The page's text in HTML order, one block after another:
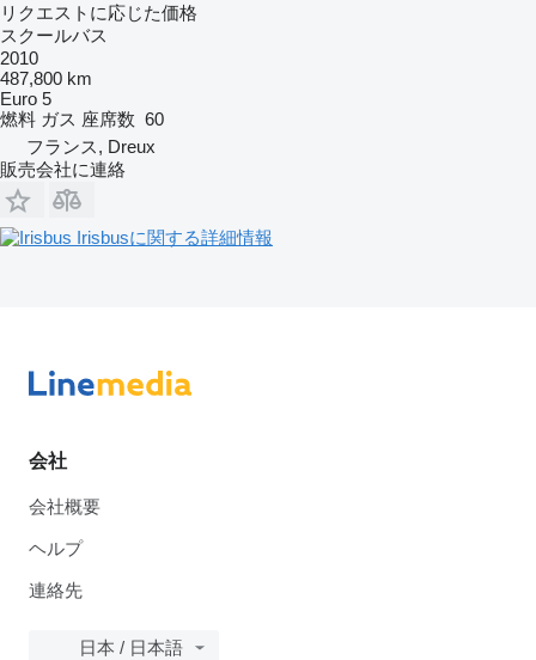
リクエストに応じた価格
スクールバス
2010
487,800 km
Euro 5
燃料 ガス 座席数 60
フランス, Dreux
販売会社に連絡
Irisbusに関する詳細情報
会社
会社概要
ヘルプ
連絡先
日本 / 日本語